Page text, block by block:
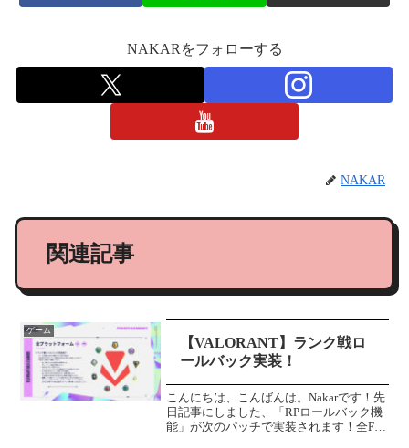
NAKARをフォローする
NAKAR
関連記事
ゲーム
【VALORANT】ランク戦ロ
ールバック実装！
こんにちは、こんばんは。Nakarです！先
日記事にしました、「RPロールバック機
能」が次のパッチで実装されます！全FPS